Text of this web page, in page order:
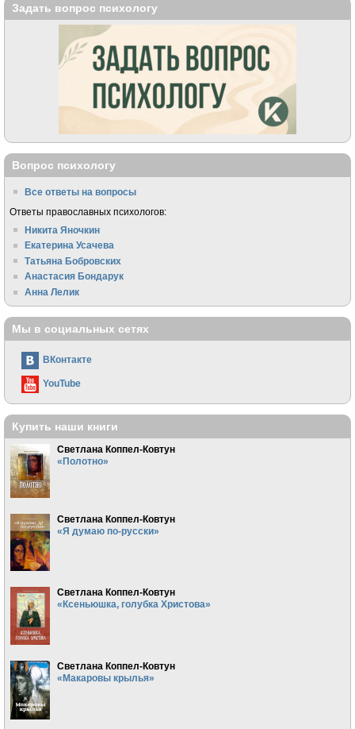
Задать вопрос психологу
Вопрос психологу
Все ответы на вопросы
Ответы православных психологов:
Никита Яночкин
Екатерина Усачева
Татьяна Бобровских
Анастасия Бондарук
Анна Лелик
Мы в социальных сетях
ВКонтакте
YouTube
Купить наши книги
Светлана Коппел-Ковтун
«Полотно»
Светлана Коппел-Ковтун
«Я думаю по-русски»
Светлана Коппел-Ковтун
«Ксеньюшка, голубка Христова»
Светлана Коппел-Ковтун
«Макаровы крылья»